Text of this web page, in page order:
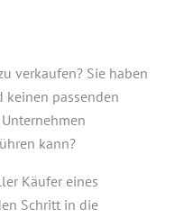
verkaufen? Sie haben
passenden
kann?
Käufer eines
Schritt in die